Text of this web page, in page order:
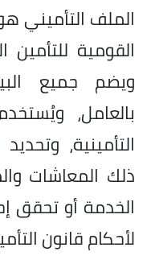
الملف
القومية
ويضم جميع
بالعامل،
التأمينية،
ذلك المعاشات
الخدمة أو تحقق
لأحكام قانون